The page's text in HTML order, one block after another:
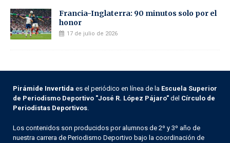
Francia-Inglaterra: 90 minutos solo por el
honor
17 de julio de 2026
Pirámide Invertida es el periódico en línea de la Escuela Superior
de Periodismo Deportivo "José R. López Pájaro" del Círculo de
Periodistas Deportivos
Los contenidos son producidos por alumnos de 2º y 3º año de
nuestra carrera de Periodismo Deportivo bajo la coordinación de